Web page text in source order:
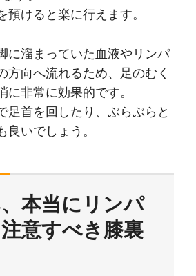
預けると楽に行えます。
に溜まっていた血液やリンパ
方向へ流れるため、足のむく
に非常に効果的です。
足首を回したり、ぶらぶらと
良いでしょう。
本当にリンパ
意すべき膝裏